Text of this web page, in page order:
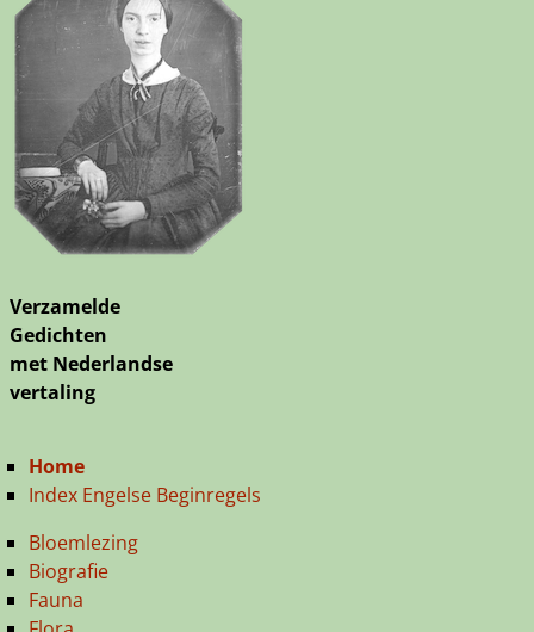
Verzamelde
Gedichten
met Nederlandse
vertaling
Home
Index Engelse Beginregels
Bloemlezing
Biografie
Fauna